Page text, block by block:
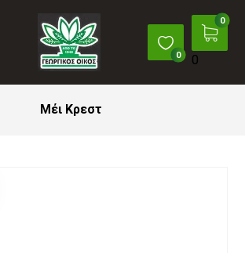
0
Μέι Κρεστ